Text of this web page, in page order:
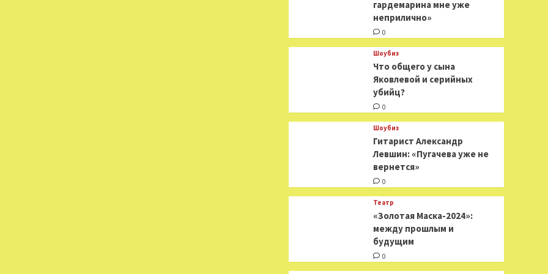
гардемарина мне уже
неприлично»
0
Шоубиз
Что общего у сына
Яковлевой и серийных
убийц?
0
Шоубиз
Гитарист Александр
Левшин: «Пугачева уже не
вернется»
0
Театр
«Золотая Маска-2024»:
между прошлым и
будущим
0